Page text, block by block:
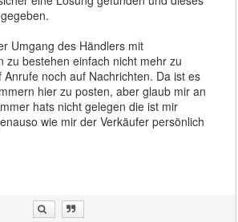
Umgang des Händlers mit
zu bestehen einfach nicht mehr zu
noch auf Nachrichten. Da ist es
hier zu posten, aber glaub mir an
hats nicht gelegen die ist mir
wie mir der Verkäufer persönlich